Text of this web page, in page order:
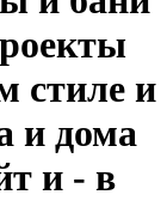
стиле и
и дома
и - в